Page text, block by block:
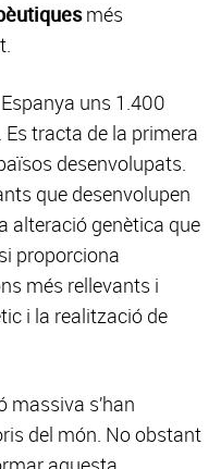
més
uns 1.400
tracta de la primera
desenvolupats.
que desenvolupen
alteració genètica que
proporciona
més rellevants i
i la realització de
massiva s’han
del món. No obstant